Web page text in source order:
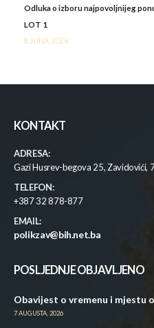
Odluka o izboru najpovoljnijeg
LOT 1
8 JUNA, 2026
KONTAKT
ADRESA:
Gazi Husrev-begova 25, Zavidovići,
TELEFON:
+387 32 878-877
EMAIL:
polikzav@bih.net.ba
POSLJEDNJE OBJAVLJENO
Obavijest o vremenu i mjestu
7 AUGUSTA, 2026